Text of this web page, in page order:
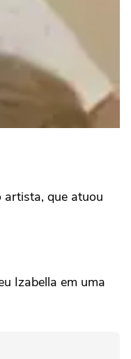
artista, que atuou
Izabella em uma